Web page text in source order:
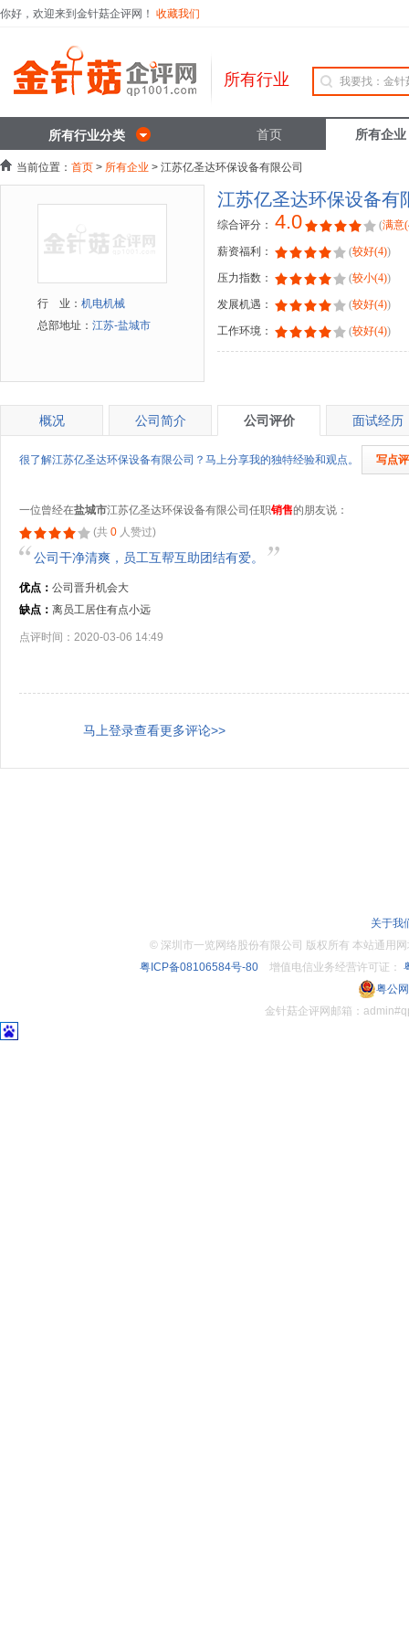
你好，欢迎来到金针菇企评网！ 收藏我们
所有行业
所有行业分类 首页 所有企业
当前位置： 首页 > 所有企业 > 江苏亿圣达环保设备有限公司
行 业： 机电机械
总部地址： 江苏-盐城市
江苏亿圣达环保设备有
综合评分： 4.0 (满意
薪资福利： (较好(4))
压力指数： (较小(4))
发展机遇： (较好(4))
工作环境： (较好(4))
概况 公司简介 公司评价 面试经历
很了解江苏亿圣达环保设备有限公司？马上分享我的独特经验和观点。 写点评
一位曾经在盐城市江苏亿圣达环保设备有限公司任职销售的朋友说：
(共 0 人赞过)
公司干净清爽，员工互帮互助团结有爱。
优点： 公司晋升机会大
缺点： 离员工居住有点小远
点评时间：2020-03-06 14:49
马上登录查看更多评论>>
关于我
© 深圳市一览网络股份有限公司 版权所有 本站通
粤ICP备08106584号-80增值电信业务经营许可证：
粤公
金针菇企评网邮箱：